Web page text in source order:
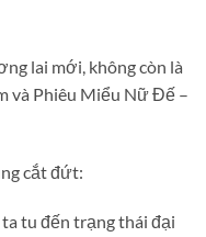
lai mới, không còn là
và Phiêu Miểu Nữ Đế –
cắt đứt:
tu đến trạng thái đại